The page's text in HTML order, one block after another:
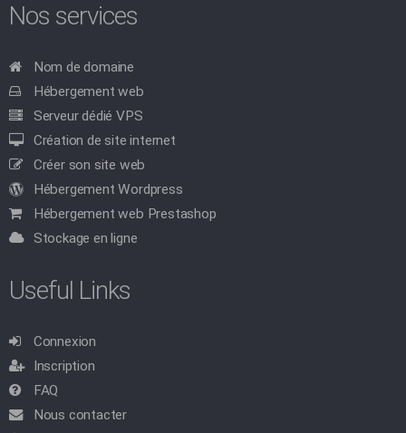
Nos services
Nom de domaine
Hébergement web
Serveur dédié VPS
Création de site internet
Créer son site web
Hébergement Wordpress
Hébergement web Prestashop
Stockage en ligne
Useful Links
Connexion
Inscription
FAQ
Nous contacter